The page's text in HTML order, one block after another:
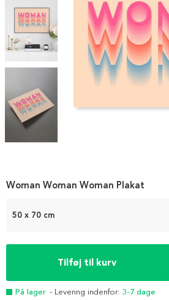
Item
50 x 70 cm
Tilføj til kurv
På lager - Levering indenfor: 3-7 dage
Woman Woman Woman Plakat